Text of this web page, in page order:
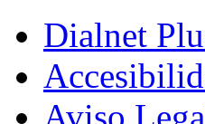
Dialnet
Aviso